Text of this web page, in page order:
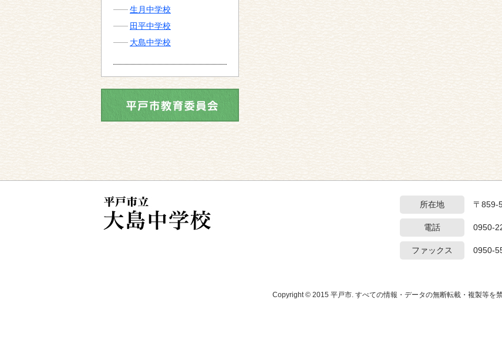
生月中学校
田平中学校
大島中学校
所在地 〒859-
電話 0950-
ファックス 0950-
Copyright © 2015 平戸市. すべての情報・データの無断転載・複製等を禁